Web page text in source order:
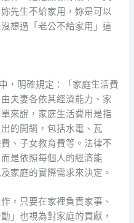
先生不給家用，妳是可以
想過「老公不給家用」這
，明確規定：「家庭生活費
夫妻各依其經濟能力、家
來說，家庭生活費用是指
的開銷，包括水電、瓦
、子女教育費等。法律不
是依照每個人的經濟能
家庭的實際需求來決定。
，只要在家裡負責家事、
」也視為對家庭的貢獻，